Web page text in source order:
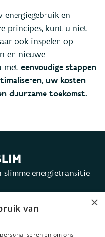
energiegebruik en
principes, kunt u niet
ook inspelen op
en nieuwe
met eenvoudige stappen
uw kosten
duurzame toekomst.
slimme energietransitie
×
van
en om ons